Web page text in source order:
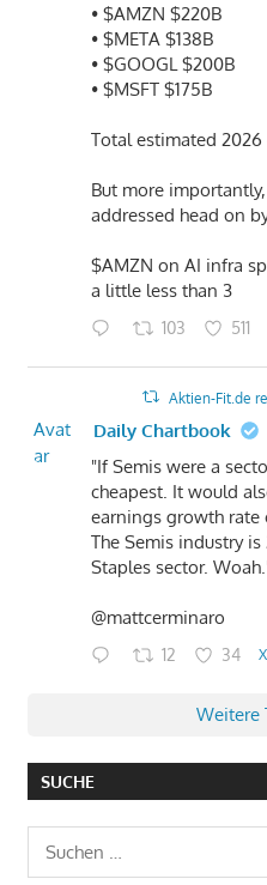
• $AMZN $220B
• $META $138B
• $GOOGL $200B
• $MSFT $175B
Total estimated 2026
But more
addressed head on
$AMZN on AI infra
a little less than 3
103 511
Aktien-Fit.de
Avat
ar
Daily Chartbook
"If Semis were a
cheapest. It would
earnings growth rate
The Semis industry is
Staples sector.
@mattcerminaro
12 34 X
Weitere
SUCHE
Suchen
nach: